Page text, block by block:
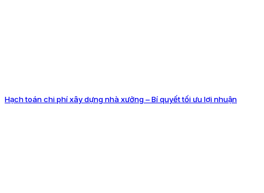
Hạch toán chi phí xây dựng nhà xưởng – Bí quyết tối ưu lợi nhuận